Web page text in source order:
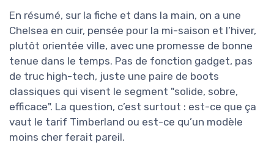
En résumé, sur la fiche et dans la main, on a une
Chelsea en cuir, pensée pour la mi-saison et l’hiver,
plutôt orientée ville, avec une promesse de bonne
tenue dans le temps. Pas de fonction gadget, pas
de truc high-tech, juste une paire de boots
classiques qui visent le segment "solide, sobre,
efficace". La question, c’est surtout : est-ce que ça
vaut le tarif Timberland ou est-ce qu’un modèle
moins cher ferait pareil.